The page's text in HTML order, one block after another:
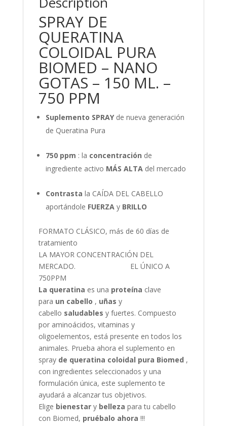
SPRAY DE
QUERATINA
COLOIDAL PURA
BIOMED – NANO
GOTAS – 150 ML. –
750 PPM
Suplemento SPRAYde nueva generación
de Queratina Pura
750 ppm : la concentración de
ingrediente activo MÁS ALTAdel mercado
Contrasta la CAÍDA DEL CABELLO
aportándole FUERZAy BRILLO
FORMATO CLÁSICO, más de 60 días de
tratamiento
LA MAYOR CONCENTRACIÓN DEL
MERCADO. EL ÚNICO A
750PPM
La queratina es una proteína clave
para un cabello , uñas y
cabello saludables y fuertes. Compuesto
por aminoácidos, vitaminas y
oligoelementos, está presente en todos los
animales. Prueba ahora el suplemento en
spray de queratina coloidal pura Biomed ,
con ingredientes seleccionados y una
formulación única, este suplemento te
ayudará a alcanzar tus objetivos.
Elige bienestary belleza para tu cabello
con Biomed, pruébalo ahora !!!